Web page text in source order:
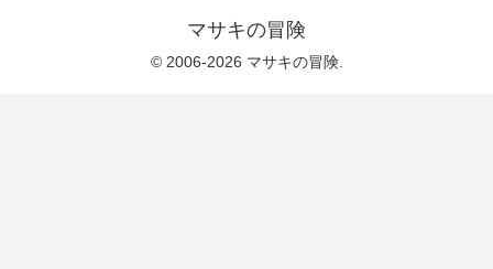
マサキの冒険
© 2006-2026 マサキの冒険.